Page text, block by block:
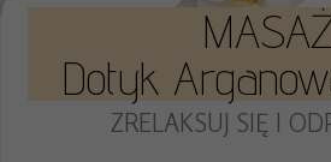
Dotyk
ZRELAKSUJ SIĘ I